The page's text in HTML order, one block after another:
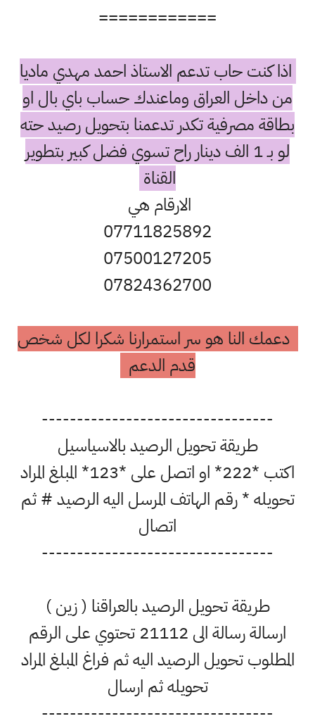
============
اذا كنت حاب تدعم الاستاذ احمد مهدي ماديا
من داخل العراق وماعندك حساب باي بال او
بطاقة مصرفية تكدر تدعمنا بتحويل رصيد حته
لو بـ 1 الف دينار راح تسوي فضل كبير بتطوير
القناة
الارقام هي
07711825892
07500127205
07824362700
دعمك النا هو سر استمرارنا شكرا لكل شخص
قدم الدعم
---------------------------------
طريقة تحويل الرصيد بالاسياسيل
اكتب *222* او اتصل على *123* المبلغ المراد
تحويله * رقم الهاتف المرسل اليه الرصيد # ثم
اتصال
---------------------------------
طريقة تحويل الرصيد بالعراقنا ( زين )
ارسالة رسالة الى 21112 تحتوي على الرقم
المطلوب تحويل الرصيد اليه ثم فراغ المبلغ المراد
تحويله ثم ارسال
---------------------------------